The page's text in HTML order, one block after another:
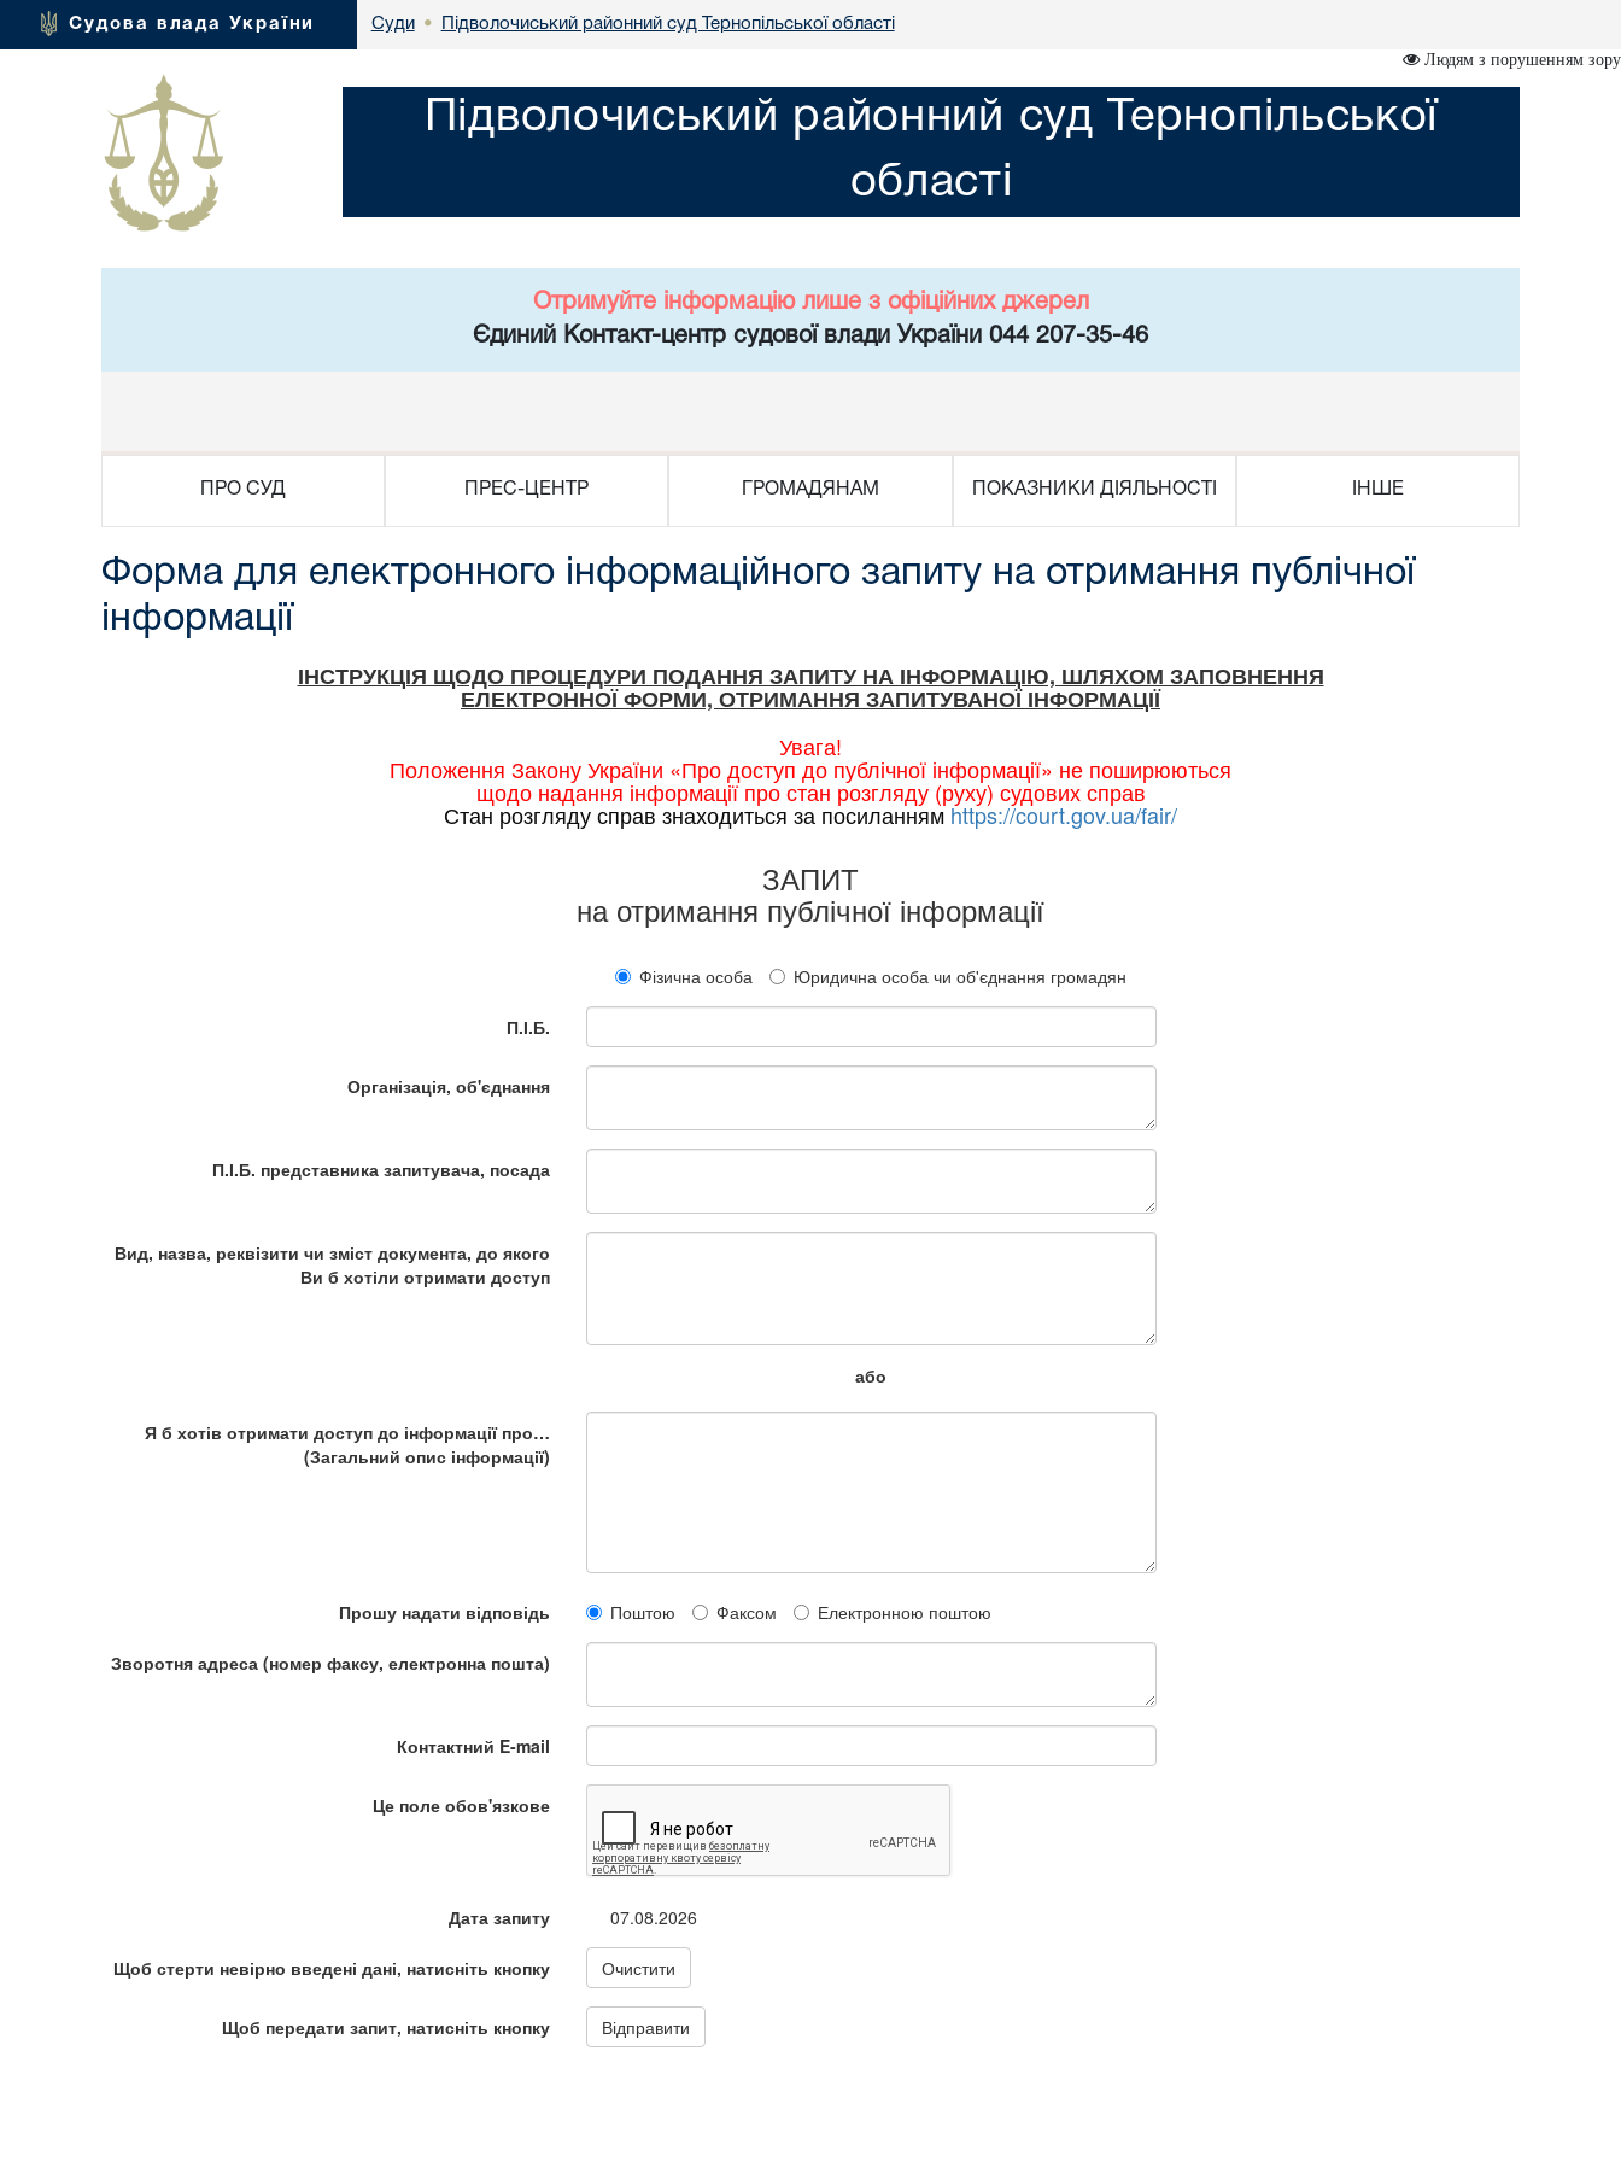
Судова влада України Суди • Підволочиський районний суд Тернопільської області
Людям з порушенням зору
Підволочиський районний суд Тернопільської
області
Отримуйте інформацію лише з офіційних джерел
Єдиний Контакт-центр судової влади України 044 207-35-46
ПРО СУД ПРЕС-ЦЕНТР ГРОМАДЯНАМ ПОКАЗНИКИ ДІЯЛЬНОСТІ ІНШЕ
Форма для електронного інформаційного запиту на отримання публічної
інформації